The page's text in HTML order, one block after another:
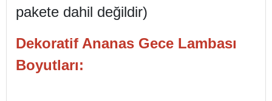
pakete dahil değildir)
Dekoratif Ananas Gece Lambası
Boyutları: